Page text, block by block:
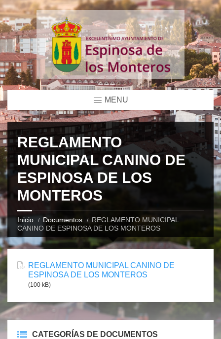
MENU
REGLAMENTO
MUNICIPAL CANINO DE
ESPINOSA DE LOS
MONTEROS
Inicio Documentos
REGLAMENTO MUNICIPAL
CANINO DE ESPINOSA DE LOS MONTEROS
REGLAMENTO MUNICIPAL CANINO DE
ESPINOSA DE LOS MONTEROS
(100 kB)
CATEGORÍAS DE DOCUMENTOS